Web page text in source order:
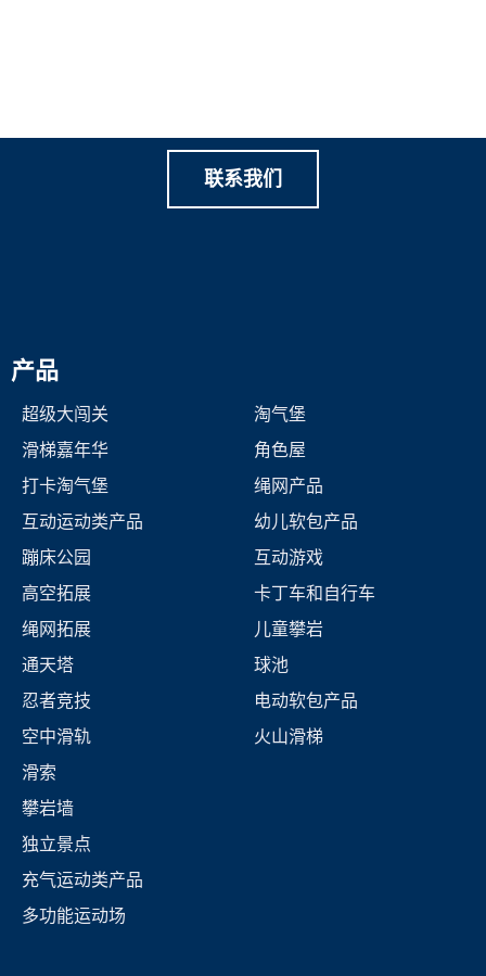
联系我们
产品
超级大闯关
滑梯嘉年华
打卡淘气堡
互动运动类产品
蹦床公园
高空拓展
绳网拓展
通天塔
忍者竞技
空中滑轨
滑索
攀岩墙
独立景点
充气运动类产品
多功能运动场
淘气堡
角色屋
绳网产品
幼儿软包产品
互动游戏
卡丁车和自行车
儿童攀岩
球池
电动软包产品
火山滑梯